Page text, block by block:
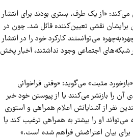
«از یک طرف، بستری بودند برای انتشار
برایشان نقشی تعیین‌کننده قائل شد. چون در
می‌توانستند کارکرد خود را در انتشار
شبکه‌های اجتماعی وجود نداشتند، اخبار پخش
مثبت» می‌گوید: «وقتی فراخوانی
را بازنشر می‌کنند یا از پیوستن خود خبر
نفر از آشنایانش اعلام همراهی و استوری
او را بیشتر به همراهی ترغیب کند یا
برای بیان اعتراضش فراهم شده است.»